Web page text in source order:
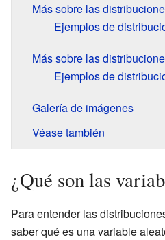
Más sobre las
Ejemplos de
Más sobre las
Ejemplos de
Galería de imágenes
Véase también
¿Qué son las
Para entender las
saber qué es una variable